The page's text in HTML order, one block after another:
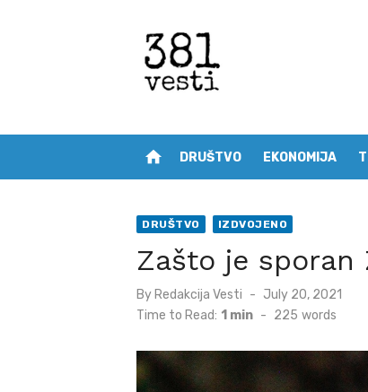
home DRUŠTVO EKONOMIJA
DRUŠTVO IZDVOJENO
Zašto je sporan
By Redakcija Vesti
Posted
on
July 20, 2021
Time to Read: 1 min - 225 words